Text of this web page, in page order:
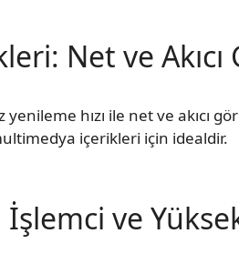
Net ve
hızı ile net ve akıcı
içerikleri için idealdir.
ve